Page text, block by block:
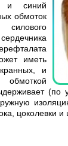
и синий
обмоток
иметь
и
(по
цоколевки и